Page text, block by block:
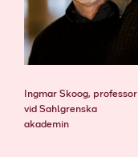
Ingmar Skoog, professor
vid Sahlgrenska
akademin